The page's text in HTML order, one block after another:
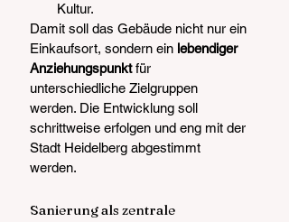
Kultur.
Damit soll das Gebäude nicht nur ein
Einkaufsort, sondern ein lebendiger
Anziehungspunkt für
unterschiedliche Zielgruppen
werden. Die Entwicklung soll
schrittweise erfolgen und eng mit der
Stadt Heidelberg abgestimmt
werden.
Sanierung als zentrale